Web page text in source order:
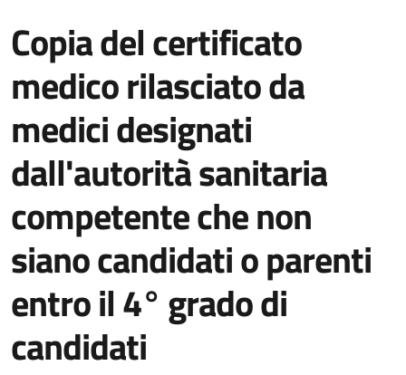
Copia del certificato
medico rilasciato da
medici designati
dall'autorità sanitaria
competente che non
siano candidati o parenti
entro il 4° grado di
candidati